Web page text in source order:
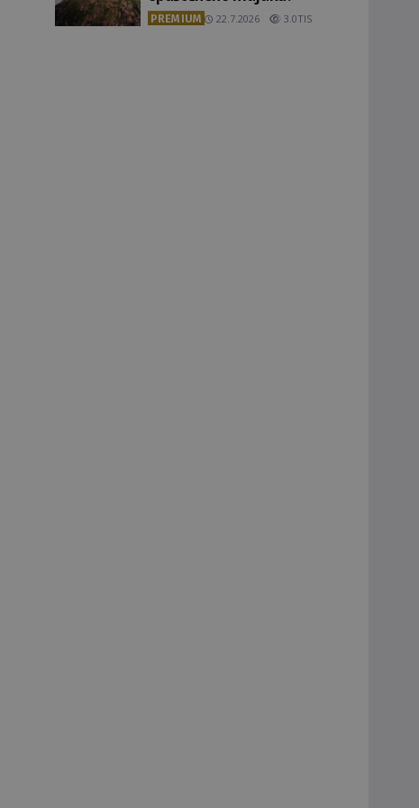
PREMIUM 22.7.2026 3.0TIS